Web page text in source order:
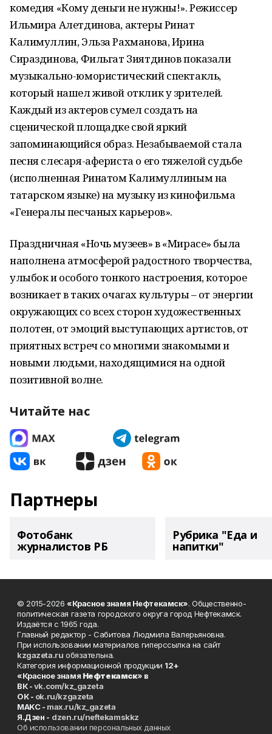
комедия «Кому деньги не нужны!». Режиссер
Ильмира Алетдинова, актеры Ринат
Калимуллин, Эльза Рахманова, Ирина
Сираздинова, Фильгат Зиятдинов показали
музыкально-юмористический спектакль,
который нашел живой отклик у зрителей.
Каждый из актеров сумел создать на
сценической площадке свой яркий
запоминающийся образ. Незабываемой стала
песня слесаря-афериста о его тяжелой судьбе
(исполненная Ринатом Калимуллиным на
татарском языке) на музыку из кинофильма
«Генералы песчаных карьеров».
Праздничная «Ночь музеев» в «Мирасе» была
наполнена атмосферой радостного творчества,
улыбок и особого тонкого настроения, которое
возникает в таких очагах культуры – от энергии
окружающих со всех сторон художественных
полотен, от эмоций выступающих артистов, от
приятных встреч со многими знакомыми и
новыми людьми, находящимися на одной
позитивной волне.
Читайте нас
Партнеры
Фотобанк
журналистов РБ
Рубрика "Еда и
напитки"
© 2015-2026 «Красное знамя Нефтекамск». Общественно-
политическая газета городского округа город Нефтекамск.
Издаётся с 1965 года.
Главный редактор - Сабитова Людмила Валерьяновна.
При использовании материалов гиперссылка на сайт
kzgazeta.ru обязательна.
Категория информационной продукции 12+
«Красное знамя Нефтекамск» в
ВК -vk.com/kz_gazeta
ОК - ok.ru/kzgazeta
MAKC - max.ru/kz_gazeta
Я.Дзен - dzen.ru/neftekamskkz
Об использовании персональных данных